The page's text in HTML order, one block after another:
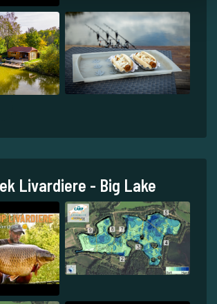
Livardiere - Big Lake